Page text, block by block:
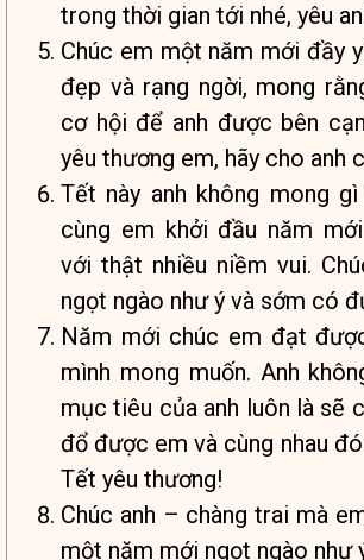
trong thời gian tới nhé, yêu
Chúc em một năm mới đầy
đẹp và rạng ngời, mong
cơ hội để anh được bên
yêu thương em, hãy cho anh
Tết này anh không mong
cùng em khởi đầu năm
với thật nhiều niềm vui.
ngọt ngào như ý và sớm có
Năm mới chúc em đạt
mình mong muốn. Anh
mục tiêu của anh luôn là sẽ
đổ được em và cùng nhau
Tết yêu thương!
Chúc anh – chàng trai mà
một năm mới ngọt ngào như